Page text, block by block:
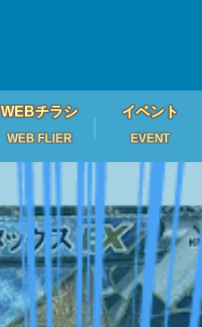
WEBチラシ
WEB FLIER
イベント
EVENT